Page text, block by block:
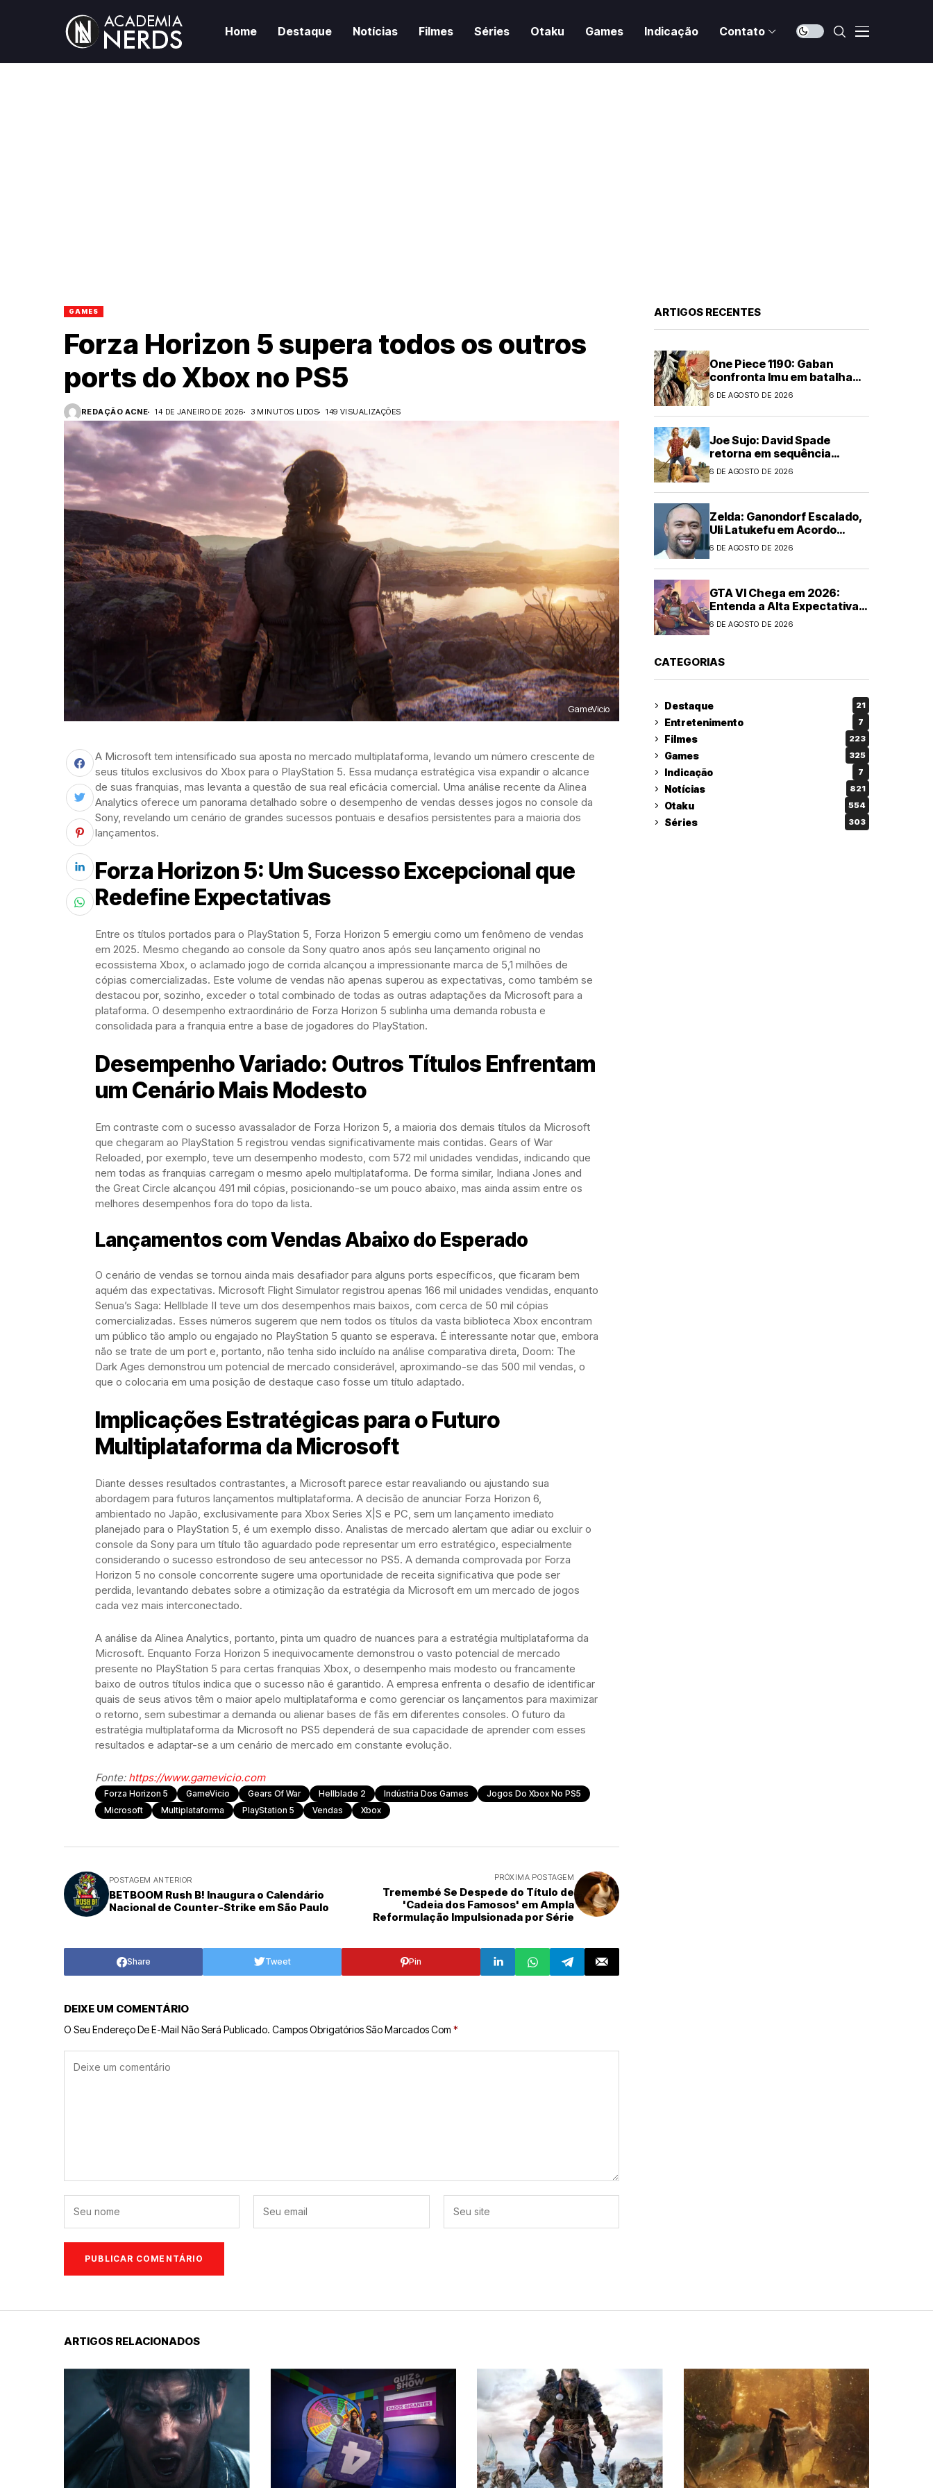
Home Destaque Notícias Filmes Séries Otaku Games Indicação Contato
GAMES
Forza Horizon 5 supera todos os outros
ports do Xbox no PS5
REDAÇÃO ACNE 14 DE JANEIRO DE 2026 3 MINUTOS LIDOS 149 VISUALIZAÇÕES
GameVicio
A Microsoft tem intensificado sua aposta no mercado multiplataforma, levando um número crescente de
seus títulos exclusivos do Xbox para o PlayStation 5. Essa mudança estratégica visa expandir o alcance
de suas franquias, mas levanta a questão de sua real eficácia comercial. Uma análise recente da Alinea
Analytics oferece um panorama detalhado sobre o desempenho de vendas desses jogos no console da
Sony, revelando um cenário de grandes sucessos pontuais e desafios persistentes para a maioria dos
lançamentos.
Forza Horizon 5: Um Sucesso Excepcional que
Redefine Expectativas
Entre os títulos portados para o PlayStation 5, Forza Horizon 5 emergiu como um fenômeno de vendas
em 2025. Mesmo chegando ao console da Sony quatro anos após seu lançamento original no
ecossistema Xbox, o aclamado jogo de corrida alcançou a impressionante marca de 5,1 milhões de
cópias comercializadas. Este volume de vendas não apenas superou as expectativas, como também se
destacou por, sozinho, exceder o total combinado de todas as outras adaptações da Microsoft para a
plataforma. O desempenho extraordinário de Forza Horizon 5 sublinha uma demanda robusta e
consolidada para a franquia entre a base de jogadores do PlayStation.
Desempenho Variado: Outros Títulos Enfrentam
um Cenário Mais Modesto
Em contraste com o sucesso avassalador de Forza Horizon 5, a maioria dos demais títulos da Microsoft
que chegaram ao PlayStation 5 registrou vendas significativamente mais contidas. Gears of War
Reloaded, por exemplo, teve um desempenho modesto, com 572 mil unidades vendidas, indicando que
nem todas as franquias carregam o mesmo apelo multiplataforma. De forma similar, Indiana Jones and
the Great Circle alcançou 491 mil cópias, posicionando-se um pouco abaixo, mas ainda assim entre os
melhores desempenhos fora do topo da lista.
Lançamentos com Vendas Abaixo do Esperado
O cenário de vendas se tornou ainda mais desafiador para alguns ports específicos, que ficaram bem
aquém das expectativas. Microsoft Flight Simulator registrou apenas 166 mil unidades vendidas, enquanto
Senua’s Saga: Hellblade II teve um dos desempenhos mais baixos, com cerca de 50 mil cópias
comercializadas. Esses números sugerem que nem todos os títulos da vasta biblioteca Xbox encontram
um público tão amplo ou engajado no PlayStation 5 quanto se esperava. É interessante notar que, embora
não se trate de um port e, portanto, não tenha sido incluído na análise comparativa direta, Doom: The
Dark Ages demonstrou um potencial de mercado considerável, aproximando-se das 500 mil vendas, o
que o colocaria em uma posição de destaque caso fosse um título adaptado.
Implicações Estratégicas para o Futuro
Multiplataforma da Microsoft
Diante desses resultados contrastantes, a Microsoft parece estar reavaliando ou ajustando sua
abordagem para futuros lançamentos multiplataforma. A decisão de anunciar Forza Horizon 6,
ambientado no Japão, exclusivamente para Xbox Series X|S e PC, sem um lançamento imediato
planejado para o PlayStation 5, é um exemplo disso. Analistas de mercado alertam que adiar ou excluir o
console da Sony para um título tão aguardado pode representar um erro estratégico, especialmente
considerando o sucesso estrondoso de seu antecessor no PS5. A demanda comprovada por Forza
Horizon 5 no console concorrente sugere uma oportunidade de receita significativa que pode ser
perdida, levantando debates sobre a otimização da estratégia da Microsoft em um mercado de jogos
cada vez mais interconectado.
A análise da Alinea Analytics, portanto, pinta um quadro de nuances para a estratégia multiplataforma da
Microsoft. Enquanto Forza Horizon 5 inequivocamente demonstrou o vasto potencial de mercado
presente no PlayStation 5 para certas franquias Xbox, o desempenho mais modesto ou francamente
baixo de outros títulos indica que o sucesso não é garantido. A empresa enfrenta o desafio de identificar
quais de seus ativos têm o maior apelo multiplataforma e como gerenciar os lançamentos para maximizar
o retorno, sem subestimar a demanda ou alienar bases de fãs em diferentes consoles. O futuro da
estratégia multiplataforma da Microsoft no PS5 dependerá de sua capacidade de aprender com esses
resultados e adaptar-se a um cenário de mercado em constante evolução.
Fonte: https://www.gamevicio.com
Forza Horizon 5 GameVicio Gears Of War Hellblade 2 Indústria Dos Games
Jogos Do Xbox No PS5
Microsoft
Multiplataforma PlayStation 5 Vendas Xbox
POSTAGEM ANTERIOR
BETBOOM Rush B! Inaugura o Calendário
Nacional de Counter-Strike em São Paulo
PRÓXIMA POSTAGEM
Tremembé Se Despede do Título de
'Cadeia dos Famosos' em Ampla
Reformulação Impulsionada por Série
Share Tweet Pin
DEIXE UM COMENTÁRIO
O Seu Endereço De E-Mail Não Será Publicado. Campos Obrigatórios São Marcados Com *
ARTIGOS RECENTES
One Piece 1190: Gaban
confronta Imu em batalha
épica
6 DE AGOSTO DE 2026
Joe Sujo: David Spade
retorna em sequência
animada
6 DE AGOSTO DE 2026
Zelda: Ganondorf Escalado,
Uli Latukefu em Acordo
Multi-filmes
6 DE AGOSTO DE 2026
GTA VI Chega em 2026:
Entenda a Alta Expectativa
Global
6 DE AGOSTO DE 2026
CATEGORIAS
Destaque 21
Entretenimento 7
Filmes 223
Games 325
Indicação 7
Notícias 821
Otaku 554
Séries 303
ARTIGOS RELACIONADOS